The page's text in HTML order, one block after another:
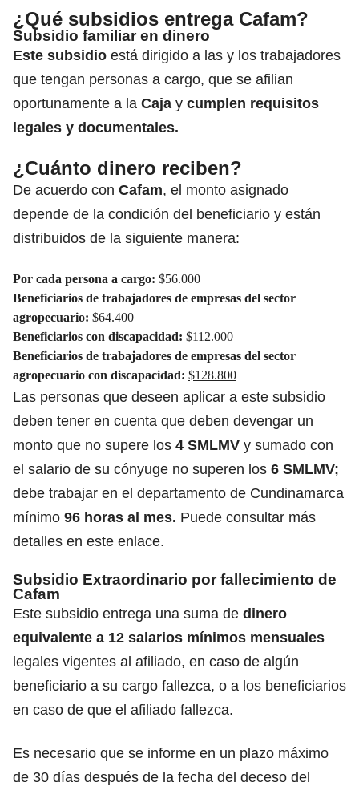
¿Qué subsidios entrega Cafam?
Subsidio familiar en dinero
Este subsidio está dirigido a las y los trabajadores
que tengan personas a cargo, que se afilian
oportunamente a la Caja y cumplen requisitos
legales y documentales.
¿Cuánto dinero reciben?
De acuerdo con Cafam, el monto asignado
depende de la condición del beneficiario y están
distribuidos de la siguiente manera:
Por cada persona a cargo: $56.000
Beneficiarios de trabajadores de empresas del sector
agropecuario: $64.400
Beneficiarios con discapacidad: $112.000
Beneficiarios de trabajadores de empresas del sector
agropecuario con discapacidad: $128.800
Las personas que deseen aplicar a este subsidio
deben tener en cuenta que deben devengar un
monto que no supere los 4 SMLMV y sumado con
el salario de su cónyuge no superen los 6 SMLMV;
debe trabajar en el departamento de Cundinamarca
mínimo 96 horas al mes. Puede consultar más
detalles en este enlace.
Subsidio Extraordinario por fallecimiento de
Cafam
Este subsidio entrega una suma de dinero
equivalente a 12 salarios mínimos mensuales
legales vigentes al afiliado, en caso de algún
beneficiario a su cargo fallezca, o a los beneficiarios
en caso de que el afiliado fallezca.
Es necesario que se informe en un plazo máximo
de 30 días después de la fecha del deceso del